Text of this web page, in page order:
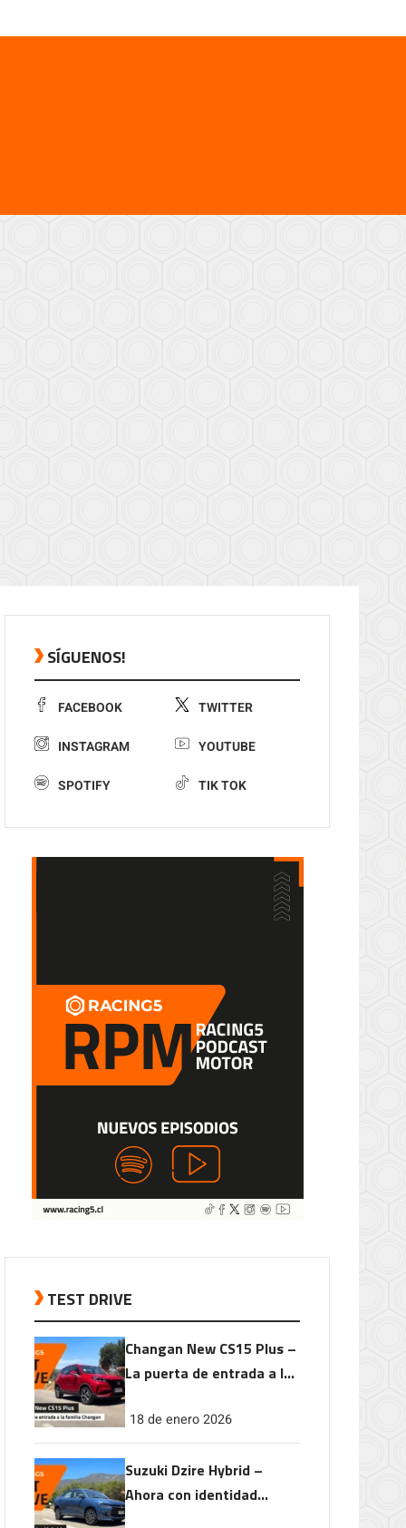
SÍGUENOS!
FACEBOOK TWITTER
INSTAGRAM YOUTUBE
SPOTIFY TIK TOK
TEST DRIVE
Changan New CS15 Plus –
La puerta de entrada a la
18 de enero 2026
Suzuki Dzire Hybrid –
Ahora con identidad